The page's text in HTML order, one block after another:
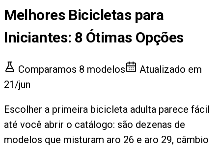
Melhores Bicicletas para
Iniciantes: 8 Ótimas Opções
Comparamos 8 modelos
Atualizado em
21/jun
Escolher a primeira bicicleta adulta parece fácil
até você abrir o catálogo: são dezenas de
modelos que misturam aro 26 e aro 29, câmbio